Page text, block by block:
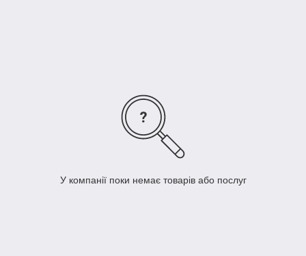
У компанії поки немає товарів або послуг